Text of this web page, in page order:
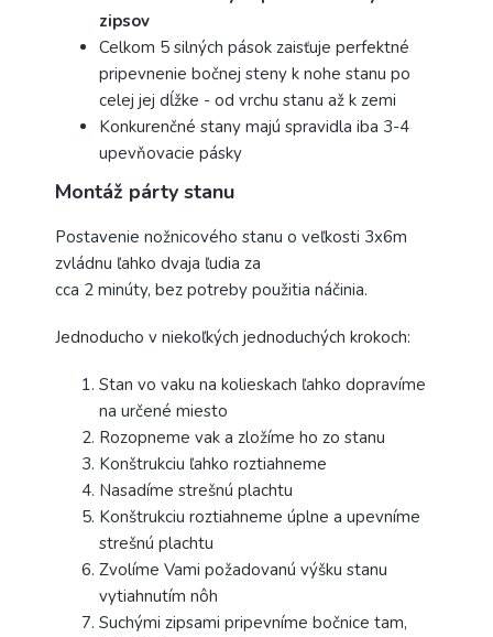
zipsov
Celkom 5 silných pások zaisťuje perfektné
pripevnenie bočnej steny k nohe stanu po
celej jej dĺžke - od vrchu stanu až k zemi
Konkurenčné stany majú spravidla iba 3-4
upevňovacie pásky
Montáž párty stanu
Postavenie nožnicového stanu o veľkosti 3x6m
zvládnu ľahko dvaja ľudia za
cca 2 minúty, bez potreby použitia náčinia.
Jednoducho v niekoľkých jednoduchých krokoch:
Stan vo vaku na kolieskach ľahko dopravíme
na určené miesto
Rozopneme vak a zložíme ho zo stanu
Konštrukciu ľahko roztiahneme
Nasadíme strešnú plachtu
Konštrukciu roztiahneme úplne a upevníme
strešnú plachtu
Zvolíme Vami požadovanú výšku stanu
vytiahnutím nôh
Suchými zipsami pripevníme bočnice tam,